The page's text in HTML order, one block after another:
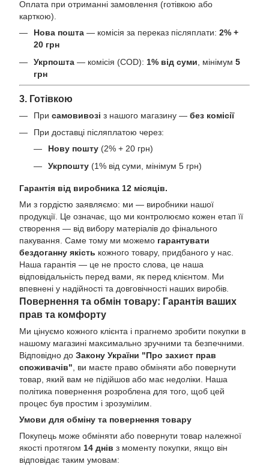
Оплата при отриманні замовлення (готівкою або
карткою).
Нова пошта — комісія за переказ післяплати: 2% +
20 грн
Укрпошта — комісія (COD): 1% від суми , мінімум 5
грн
3. Готівкою
При самовивозі з нашого магазину — без комісії
При доставці післяплатою через:
Нову пошту (2% + 20 грн)
Укрпошту (1% від суми, мінімум 5 грн)
Гарантія від виробника 12 місяців.
Ми з гордістю заявляємо: ми — виробники нашої
продукції. Це означає, що ми контролюємо кожен етап її
створення — від вибору матеріалів до фінального
пакування. Саме тому ми можемо гарантувати
бездоганну якість кожного товару, придбаного у нас.
Наша гарантія — це не просто слова, це наша
відповідальність перед вами, як перед клієнтом. Ми
впевнені у надійності та довговічності наших виробів.
Повернення та обмін товару: Гарантія ваших
прав та комфорту
Ми цінуємо кожного клієнта і прагнемо зробити покупки в
нашому магазині максимально зручними та безпечними.
Відповідно до Закону України "Про захист прав
споживачів" , ви маєте право обміняти або повернути
товар, який вам не підійшов або має недоліки. Наша
політика повернення розроблена для того, щоб цей
процес був простим і зрозумілим.
Умови для обміну та повернення товару
Покупець може обміняти або повернути товар належної
якості протягом 14 днів з моменту покупки, якщо він
відповідає таким умовам: